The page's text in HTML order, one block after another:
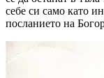
себе си само като
посланието на